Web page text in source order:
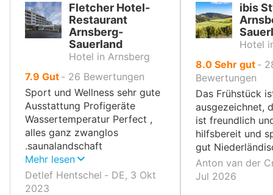
Fletcher Hotel-
Restaurant
Arnsberg-
Sauerland
Hotel in Arnsberg
7.9 von
10,
Gut ‐ 26 Bewertungen
Sport und Wellness sehr gute
Ausstattung Profigeräte
Wassertemperatur Perfect ,
alles ganz zwanglos
.saunalandschaft
hydrojetmassage. Perfect
Mehr lesen
Detlef Hentschel ‐ DE, 3 Okt
2023
ibis
Hotel
8.0von
10,
Sehr gut ‐
Bewertungen
Das Frühstück
ausgezeichnet,
ist freundlich
hilfsbereit und
gut
Anton van der
Jul 2026